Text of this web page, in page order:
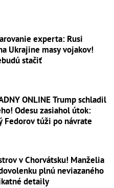
experta: Rusi
Ukrajine masy vojakov!
stačiť
ONLINE Trump schladil
Odesu zasiahol útok:
Fedorov túži po návrate
v Chorvátsku! Manželia
plnú neviazaného
detaily